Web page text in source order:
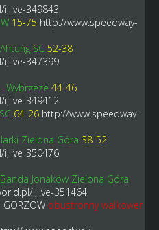
349843
15-75 http://www.speedway-
SC 52-38
347399
Wybrzeze 44-46
349412
64-26 http://www.speedway-
Zielona Góra 38-52
350476
Jonaków Zielona Góra
i,live-351464
GORZOW obustronny walkower